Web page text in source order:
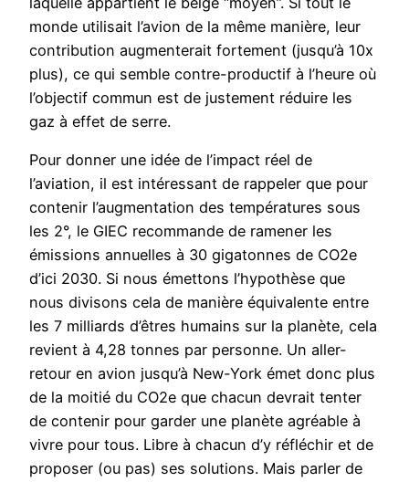
monde utilisait l’avion de la même manière, leur
contribution augmenterait fortement (jusqu’à 10x
plus), ce qui semble contre-productif à l’heure où
l’objectif commun est de justement réduire les
gaz à effet de serre.
Pour donner une idée de l’impact réel de
l’aviation, il est intéressant de rappeler que pour
contenir l’augmentation des températures sous
les 2°, le GIEC recommande de ramener les
émissions annuelles à 30 gigatonnes de CO2e
d’ici 2030. Si nous émettons l’hypothèse que
nous divisons cela de manière équivalente entre
les 7 milliards d’êtres humains sur la planète, cela
revient à 4,28 tonnes par personne. Un aller-
retour en avion jusqu’à New-York émet donc plus
de la moitié du CO2e que chacun devrait tenter
de contenir pour garder une planète agréable à
vivre pour tous. Libre à chacun d’y réfléchir et de
proposer (ou pas) ses solutions. Mais parler de